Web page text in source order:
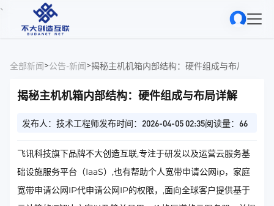
、
全部新闻>公告-新闻>揭秘主机机箱内部结构：硬件组成与布局详解
揭秘主机机箱内部结构：硬件组成与布局详解
发布人：技术工程师发布时间：2026-04-05 02:35阅读量：66
飞讯科技旗下品牌不大创造互联,专注于研发以及运营云服务基
础设施服务平台（IaaS）,也有帮助个人宽带申请公网ip，家庭
宽带申请公网IP代申请公网IP的权限，,面向全球客户提供基于